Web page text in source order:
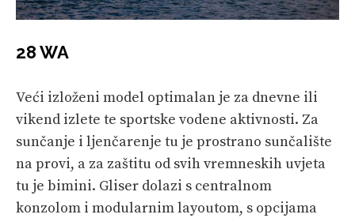
28 WA
Veći izloženi model optimalan je za dnevne ili
vikend izlete te sportske vodene aktivnosti. Za
sunčanje i ljenčarenje tu je prostrano sunčalište
na provi, a za zaštitu od svih vremneskih uvjeta
tu je bimini. Gliser dolazi s centralnom
konzolom i modularnim layoutom, s opcijama